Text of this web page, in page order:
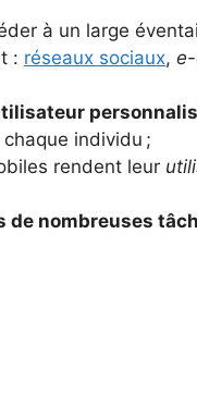
à un large
: réseaux sociaux,
individu ;
rendent leur
de nombreuses